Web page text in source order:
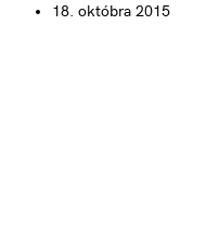
18. októbra 2015